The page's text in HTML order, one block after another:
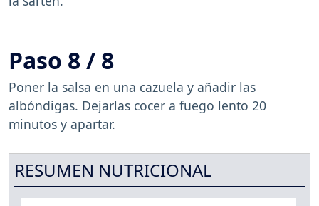
Paso 8 / 8
Poner la salsa en una cazuela y añadir las
albóndigas. Dejarlas cocer a fuego lento 20
minutos y apartar.
RESUMEN NUTRICIONAL